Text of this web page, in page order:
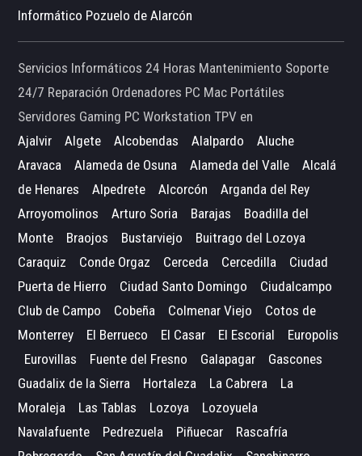
Informático Pozuelo de Alarcón
Servicios Informáticos 24 Horas Mantenimiento Soporte
24/7 Reparación Ordenadores PC Mac Portátiles
Servidores Gaming PC Workstation TPV en
Ajalvir
Algete Alcobendas Alalpardo
Aluche
Aravaca
Alameda de Osuna Alameda del Valle
Alcalá
de Henares
Alpedrete Alcorcón
Arganda del Rey
Arroyomolinos
Arturo Soria Barajas
Boadilla del
Monte
Braojos Bustarviejo
Buitrago del Lozoya
Caraquiz
Conde Orgaz Cerceda Cercedilla
Ciudad
Puerta de Hierro
Ciudad Santo Domingo
Ciudalcampo
Club de Campo
Cobeña Colmenar Viejo
Cotos de
Monterrey
El Berrueco El Casar El Escorial
Europolis
Eurovillas
Fuente del Fresno Galapagar
Gascones
Guadalix de la Sierra
Hortaleza La Cabrera
La
Moraleja
Las Tablas Lozoya
Lozoyuela
Navalafuente
Pedrezuela Piñuecar
Rascafría